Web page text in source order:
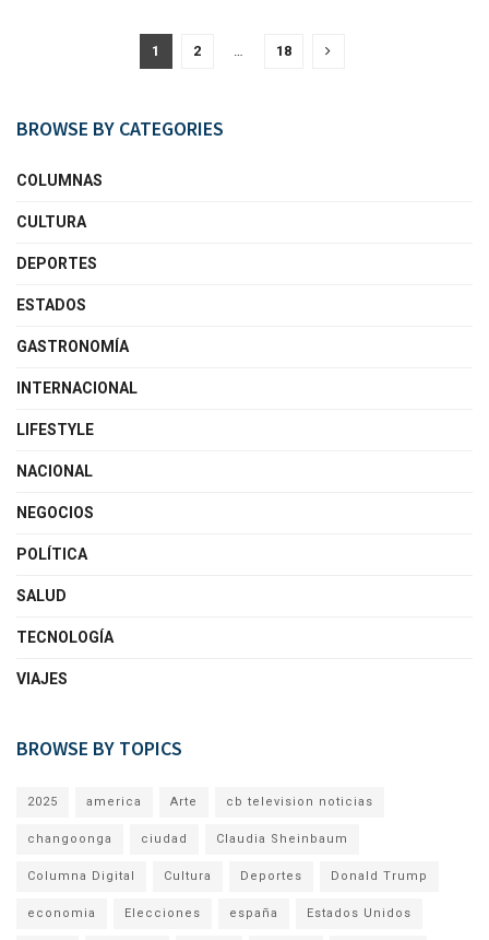
1 2 … 18
BROWSE BY CATEGORIES
COLUMNAS
CULTURA
DEPORTES
ESTADOS
GASTRONOMÍA
INTERNACIONAL
LIFESTYLE
NACIONAL
NEGOCIOS
POLÍTICA
SALUD
TECNOLOGÍA
VIAJES
BROWSE BY TOPICS
2025 america Arte cb television noticias
changoonga ciudad Claudia Sheinbaum
Columna Digital Cultura Deportes Donald Trump
economia Elecciones españa Estados Unidos